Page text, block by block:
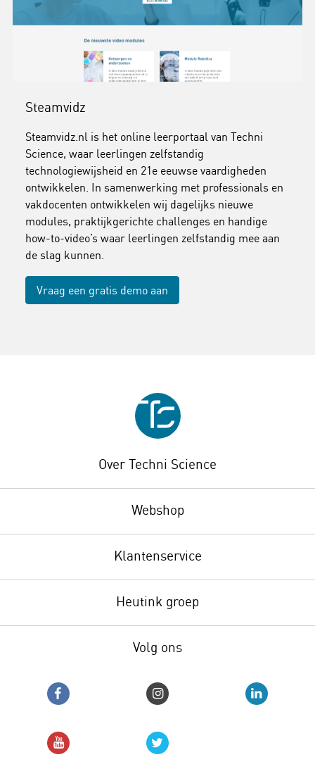
Steamvidz
Steamvidz.nl is het online leerportaal van Techni
Science, waar leerlingen zelfstandig
technologiewijsheid en 21e eeuwse vaardigheden
ontwikkelen. In samenwerking met professionals en
vakdocenten ontwikkelen wij dagelijks nieuwe
modules, praktijkgerichte challenges en handige
how-to-video’s waar leerlingen zelfstandig mee aan
de slag kunnen.
Vraag een gratis demo aan
Over Techni Science
Webshop
Klantenservice
Heutink groep
Volg ons